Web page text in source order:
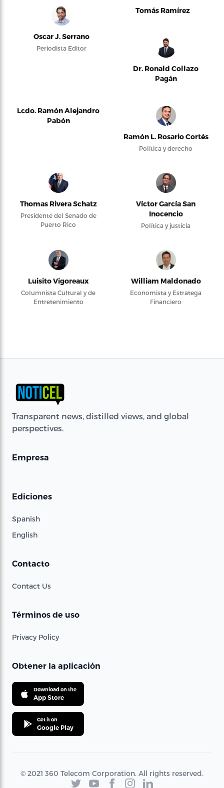
Oscar J. Serrano
Periodista Editor
Tomás Ramírez
Dr. Ronald Collazo
Pagán
Lcdo. Ramón Alejandro
Pabón
Ramón L. Rosario Cortés
Política y derecho
Thomas Rivera Schatz
Presidente del Senado de
Puerto Rico
Víctor García San
Inocencio
Política y justicia
Luisito Vigoreaux
Columnista Cultural y de
Entretenimiento
William Maldonado
Economista y Estratega
Financiero
Transparent news, distilled views, and global
perspectives.
Empresa
Ediciones
Spanish
English
Contacto
Contact Us
Términos de uso
Privacy Policy
Obtener la aplicación
Download on the
App Store
Get it on
Google Play
© 2021 360 Telecom Corporation. All rights reserved.